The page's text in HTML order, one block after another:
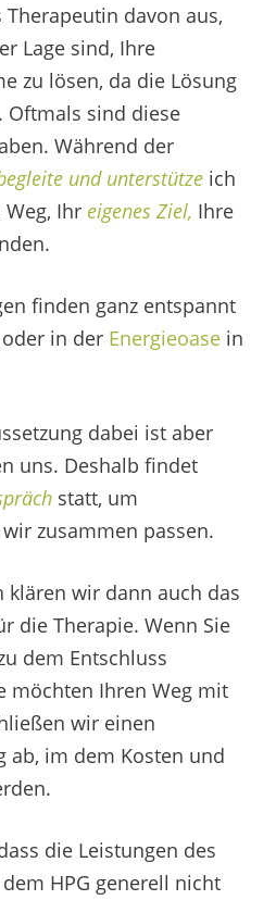
davon aus,
Lage sind, Ihre
zu lösen, da die Lösung
Oftmals sind diese
Während der
und unterstütze ich
Ihr eigenes Ziel, Ihre
finden ganz entspannt
in der Energieoase in
dabei ist aber
uns. Deshalb findet
statt, um
zusammen passen.
klären wir dann auch das
die Therapie. Wenn Sie
dem Entschluss
möchten Ihren Weg mit
wir einen
ab, im dem Kosten und
die Leistungen des
HPG generell nicht